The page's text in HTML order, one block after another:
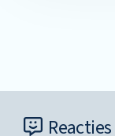
Reacties